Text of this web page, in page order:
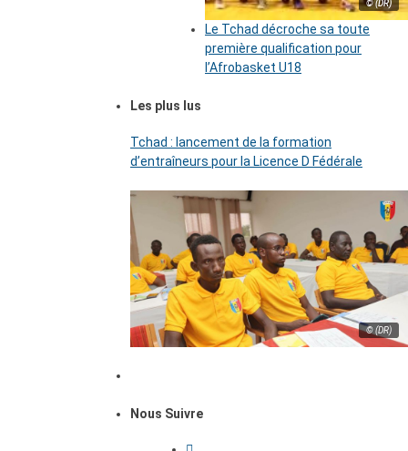
© (DR)
Le Tchad décroche sa toute
première qualification pour
l’Afrobasket U18
Les plus lus
Tchad : lancement de la formation
d’entraîneurs pour la Licence D Fédérale
© (DR)
Nous Suivre